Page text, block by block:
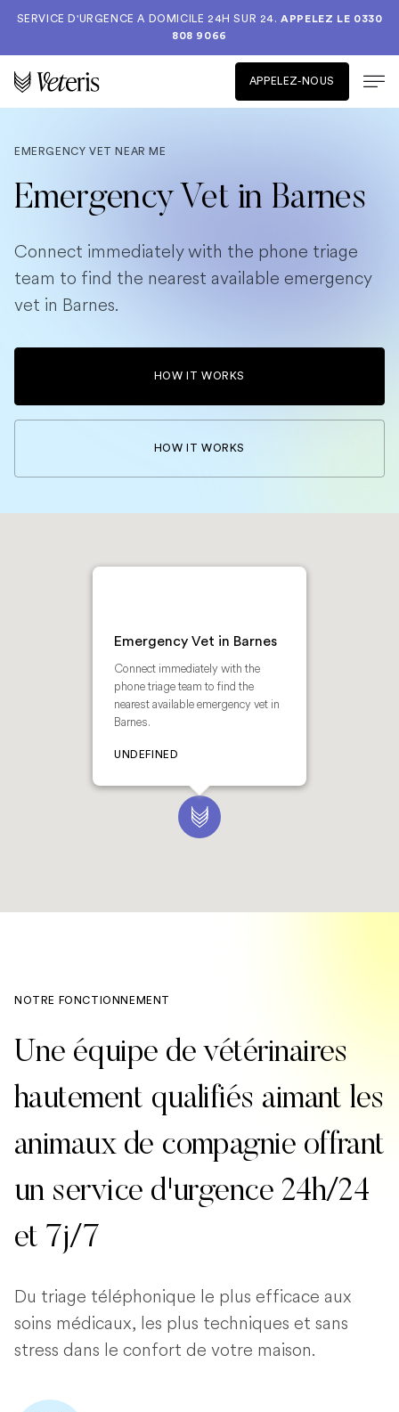
SERVICE D'URGENCE A DOMICILE 24H SUR 24.APPELEZ LE 0330
808 9066
APPELEZ-NOUS
EMERGENCY VET NEAR ME
Emergency Vet in Barnes
Connect immediately with the phone triage
team to find the nearest available emergency
vet in Barnes.
HOW IT WORKS
HOW IT WORKS
Emergency Vet in Barnes
Connect immediately with the
phone triage team to find the
nearest available emergency vet in
Barnes.
UNDEFINED
NOTRE FONCTIONNEMENT
Une équipe de vétérinaires
hautement qualifiés aimant les
animaux de compagnie offrant
un service d'urgence 24h/24
et 7j/7
Du triage téléphonique le plus efficace aux
soins médicaux, les plus techniques et sans
stress dans le confort de votre maison.